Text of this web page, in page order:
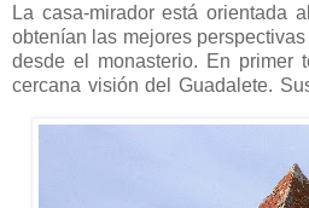
La casa-mirador está orientada
obtenían las mejores
desde el monasterio. En primer
cercana visióndel Guadalete.